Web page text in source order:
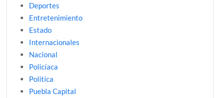
Deportes
Entretenimiento
Estado
Internacionales
Nacional
Policíaca
Politica
Puebla Capital